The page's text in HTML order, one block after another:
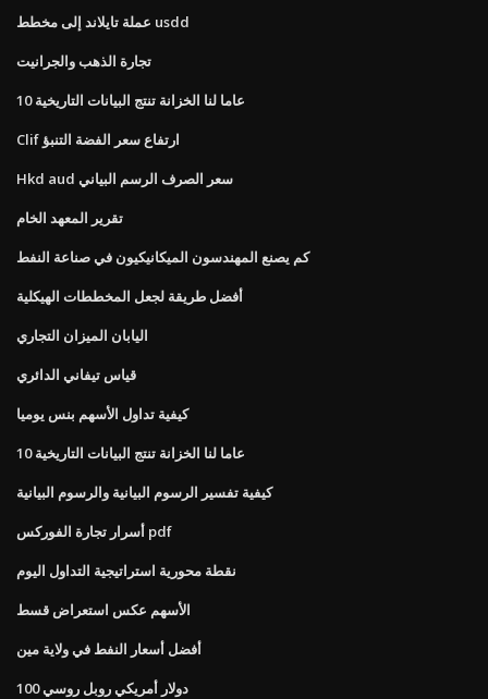
عملة تايلاند إلى مخطط usdd
تجارة الذهب والجرانيت
10 عاما لنا الخزانة تنتج البيانات التاريخية
Clif ارتفاع سعر الفضة التنبؤ
Hkd aud سعر الصرف الرسم البياني
تقرير المعهد الخام
كم يصنع المهندسون الميكانيكيون في صناعة النفط
أفضل طريقة لجعل المخططات الهيكلية
اليابان الميزان التجاري
قياس تيفاني الدائري
كيفية تداول الأسهم بنس يوميا
10 عاما لنا الخزانة تنتج البيانات التاريخية
كيفية تفسير الرسوم البيانية والرسوم البيانية
أسرار تجارة الفوركس pdf
نقطة محورية استراتيجية التداول اليوم
الأسهم عكس استعراض قسط
أفضل أسعار النفط في ولاية مين
100 دولار أمريكي روبل روسي